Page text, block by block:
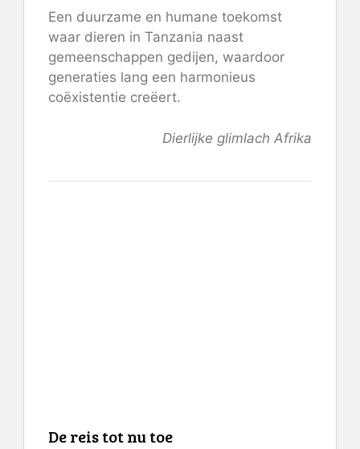
Een duurzame en humane toekomst
waar dieren in Tanzania naast
gemeenschappen gedijen, waardoor
generaties lang een harmonieus
coëxistentie creëert.
Dierlijke glimlach Afrika
De reis tot nu toe